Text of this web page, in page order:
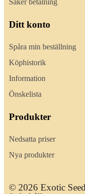
Säker betalning
Ditt konto
Spåra min beställning
Köphistorik
Information
Önskelista
Produkter
Nedsatta priser
Nya produkter
© 2026 Exotic